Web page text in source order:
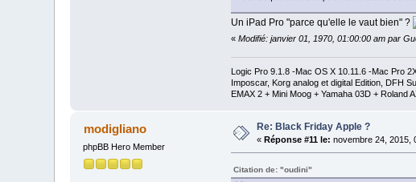
Un iPad Pro "parce qu'elle le vaut bien" ?
« Modifié: janvier 01, 1970, 01:00:00 am par
Logic Pro 9.1.8 -Mac OS X 10.11.6 -Mac Pro
Imposcar, Korg analog et digital Edition, DFH
EMAX 2 + Mini Moog + Yamaha 03D + Roland
modigliano
phpBB Hero Member
Re: Black Friday Apple ?
« Réponse #11 le: novembre 24, 2015,
Citation de: "oudini"